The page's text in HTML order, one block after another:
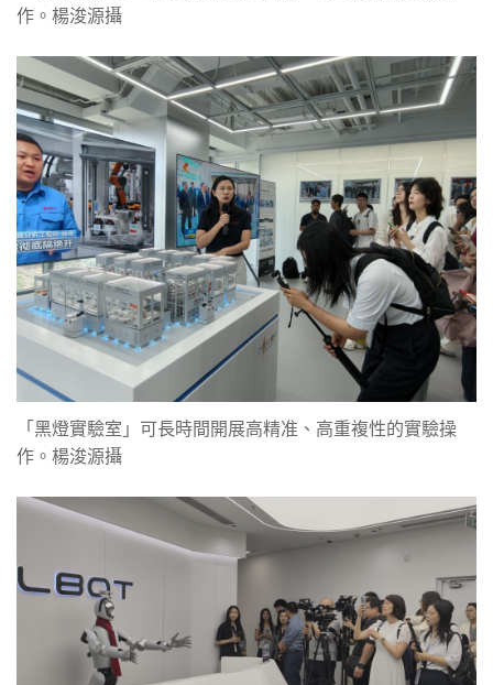
作。楊浚源攝
「黑燈實驗室」可長時間開展高精准、高重複性的實驗操
作。楊浚源攝